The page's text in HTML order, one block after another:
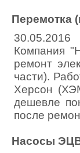
Перемотка
30.05.2016
Компания
ремонт
части).
Херсон
дешевле
после
Насосы